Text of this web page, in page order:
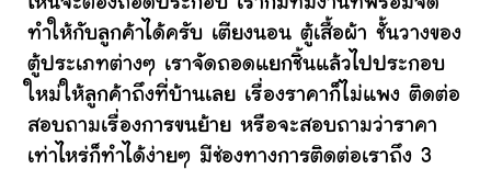
ทำให้กับลูกค้าได้ครับ เตียงนอน ตู้เสื้อผ้า ชั้นวางของ
ตู้ประเภทต่างๆ เราจัดถอดแยกชิ้นแล้วไปประกอบ
ใหม่ให้ลูกค้าถึงที่บ้านเลย เรื่องราคาก็ไม่แพง ติดต่อ
สอบถามเรื่องการขนย้าย หรือจะสอบถามว่าราคา
เท่าไหร่ก็ทำได้ง่ายๆ มีช่องทางการติดต่อเราถึง 3